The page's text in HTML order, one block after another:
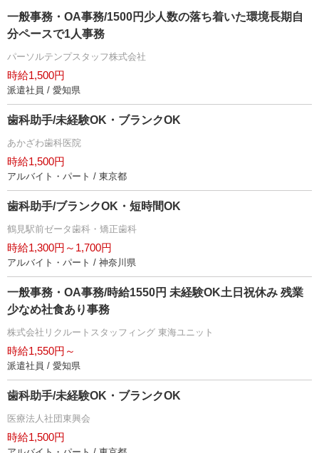
一般事務・OA事務/1500円少人数の落ち着いた環境長期自
分ペースで1人事務
パーソルテンプスタッフ株式会社
時給1,500円
派遣社員 / 愛知県
歯科助手/未経験OK・ブランクOK
あかざわ歯科医院
時給1,500円
アルバイト・パート / 東京都
歯科助手/ブランクOK・短時間OK
鶴見駅前ゼータ歯科・矯正歯科
時給1,300円～1,700円
アルバイト・パート / 神奈川県
一般事務・OA事務/時給1550円 未経験OK土日祝休み 残業
少なめ社食あり事務
株式会社リクルートスタッフィング 東海ユニット
時給1,550円～
派遣社員 / 愛知県
歯科助手/未経験OK・ブランクOK
医療法人社団東興会
時給1,500円